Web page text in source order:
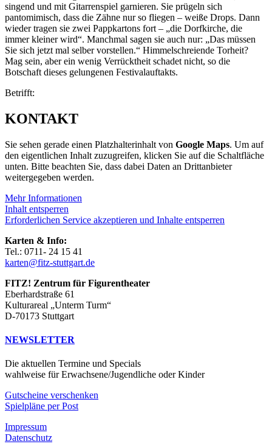
singend und mit Gitarrenspiel garnieren. Sie prügeln sich
pantomimisch, dass die Zähne nur so fliegen – weiße Drops. Dann
wieder tragen sie zwei Pappkartons fort – „die Dorfkirche, die
immer kleiner wird“. Manchmal sagen sie auch nur: „Das müssen
Sie sich jetzt mal selber vorstellen.“ Himmelschreiende Torheit?
Mag sein, aber ein wenig Verrücktheit schadet nicht, so die
Botschaft dieses gelungenen Festivalauftakts.
Betrifft:
KONTAKT
Sie sehen gerade einen Platzhalterinhalt von Google Maps. Um auf
den eigentlichen Inhalt zuzugreifen, klicken Sie auf die Schaltfläche
unten. Bitte beachten Sie, dass dabei Daten an Drittanbieter
weitergegeben werden.
Mehr Informationen
Inhalt entsperren
Erforderlichen Service akzeptieren und Inhalte entsperren
Karten & Info:
Tel.: 0711- 24 15 41
karten@fitz-stuttgart.de
FITZ! Zentrum für Figurentheater
Eberhardstraße 61
Kulturareal „Unterm Turm“
D-70173 Stuttgart
NEWSLETTER
Die aktuellen Termine und Specials
wahlweise für Erwachsene/Jugendliche oder Kinder
Gutscheine verschenken
Spielpläne per Post
Impressum
Datenschutz